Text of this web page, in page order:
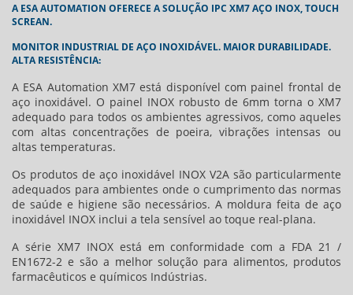
A ESA AUTOMATION OFERECE A SOLUÇÃO IPC XM7 AÇO INOX, TOUCH
SCREAN.
MONITOR INDUSTRIAL DE AÇO INOXIDÁVEL. MAIOR DURABILIDADE.
ALTA RESISTÊNCIA:
A ESA Automation XM7 está disponível com painel frontal de
aço inoxidável. O painel INOX robusto de 6mm torna o XM7
adequado para todos os ambientes agressivos, como aqueles
com altas concentrações de poeira, vibrações intensas ou
altas temperaturas.
Os produtos de aço inoxidável INOX V2A são particularmente
adequados para ambientes onde o cumprimento das normas
de saúde e higiene são necessários. A moldura feita de aço
inoxidável INOX inclui a tela sensível ao toque real-plana.
A série XM7 INOX está em conformidade com a FDA 21 /
EN1672-2 e são a melhor solução para alimentos, produtos
farmacêuticos e químicos Indústrias.